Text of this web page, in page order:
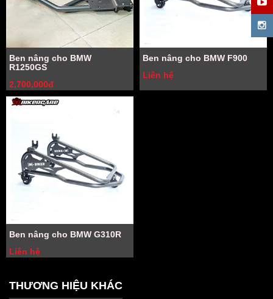
Ben nâng cho BMW
R1250GS
2,700,000đ
Ben nâng cho BMW F900
Liên hệ
Ben nâng cho BMW G310R
Liên hệ
THƯƠNG HIỆU KHÁC